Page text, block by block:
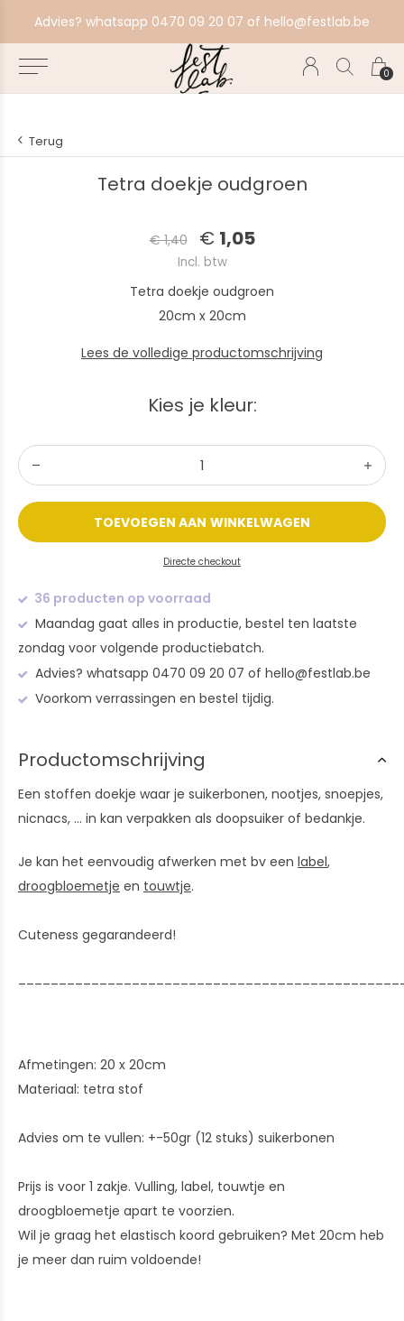
0
Advies? whatsapp 0470 09 20 07 of hello@festlab.be
Terug
Tetra doekje oudgroen
€ 1,40 € 1,05
Incl. btw
Tetra doekje oudgroen
20cm x 20cm
Lees de volledige productomschrijving
Kies je kleur:
TOEVOEGEN AAN WINKELWAGEN
Directe checkout
36 producten op voorraad
Maandag gaat alles in productie, bestel ten laatste
zondag voor volgende productiebatch.
Advies? whatsapp 0470 09 20 07 of hello@festlab.be
Voorkom verrassingen en bestel tijdig.
Productomschrijving
Een stoffen doekje waar je suikerbonen, nootjes, snoepjes,
nicnacs, ... in kan verpakken als doopsuiker of bedankje.
Je kan het eenvoudig afwerken met bv een label,
droogbloemetje en touwtje.
Cuteness gegarandeerd!
Afmetingen: 20 x 20cm
Materiaal: tetra stof
Advies om te vullen: +-50gr (12 stuks) suikerbonen
Prijs is voor 1 zakje. Vulling, label, touwtje en
droogbloemetje apart te voorzien.
Wil je graag het elastisch koord gebruiken? Met 20cm heb
je meer dan ruim voldoende!